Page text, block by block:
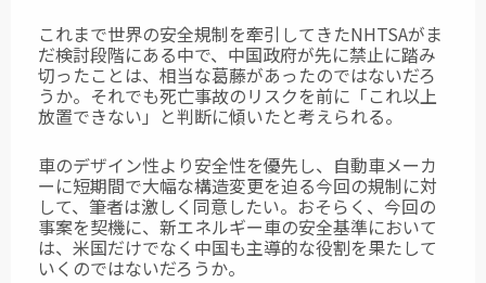
これまで世界の安全規制を牽引してきたNHTSAがま
だ検討段階にある中で、中国政府が先に禁止に踏み
切ったことは、相当な葛藤があったのではないだろ
うか。それでも死亡事故のリスクを前に「これ以上
放置できない」と判断に傾いたと考えられる。
車のデザイン性より安全性を優先し、自動車メーカ
ーに短期間で大幅な構造変更を迫る今回の規制に対
して、筆者は激しく同意したい。おそらく、今回の
事案を契機に、新エネルギー車の安全基準において
は、米国だけでなく中国も主導的な役割を果たして
いくのではないだろうか。